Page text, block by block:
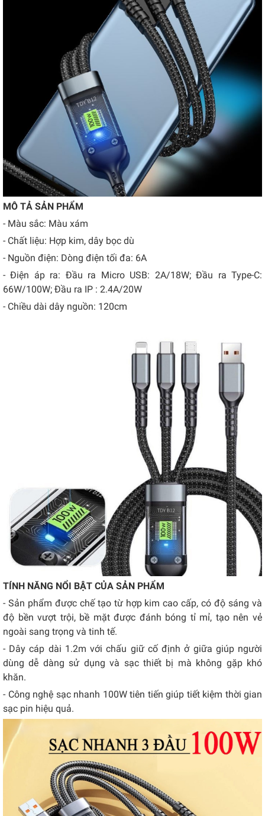
MÔ TẢ SẢN PHẨM
- Màu sắc: Màu xám
- Chất liệu: Hợp kim, dây bọc dù
- Nguồn điện: Dòng điện tối đa: 6A
- Điện áp ra: Đầu ra Micro USB: 2A/18W; Đầu ra Type-C:
66W/100W; Đầu ra IP : 2.4A/20W
- Chiều dài dây nguồn: 120cm
TÍNH NĂNG NỔI BẬT CỦA SẢN PHẨM
- Sản phẩm được chế tạo từ hợp kim cao cấp, có độ sáng và
độ bền vượt trội, bề mặt được đánh bóng tỉ mỉ, tạo nên vẻ
ngoài sang trọng và tinh tế.
- Dây cáp dài 1.2m với chấu giữ cố định ở giữa giúp người
dùng dễ dàng sử dụng và sạc thiết bị mà không gặp khó
khăn.
- Công nghệ sạc nhanh 100W tiên tiến giúp tiết kiệm thời gian
sạc pin hiệu quả.